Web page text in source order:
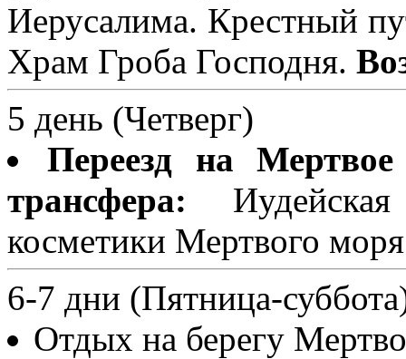
Иерусалима. Крестный
Храм Гроба Господня.
5 день (Четверг)
Переезд на
трансфера:
косметики Мертвого
6-7 дни (Пятница-
Отдых на берегу